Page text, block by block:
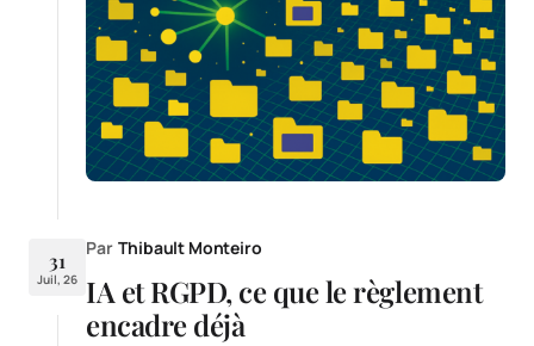
31
Juil, 26
Par Thibault Monteiro
IA et RGPD, ce que le règlement
encadre déjà